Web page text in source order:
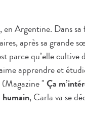
Argentine. Dans
après sa grande
parce qu’elle
apprendre et
"Ça
humain, Carla va se